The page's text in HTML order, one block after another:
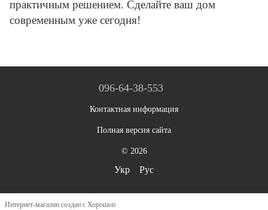
практичным решением. Сделайте ваш дом
современным уже сегодня!
096-64-38-553
Контактная информация
Полная версия сайта
© 2026
Укр Рус
Интернет-магазин создан с Хорошоп